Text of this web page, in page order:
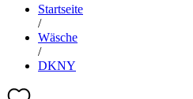
Startseite
/
Wäsche
/
DKNY